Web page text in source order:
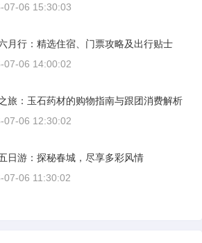
07-06 15:30:03
月行：精选住宿、门票攻略及出行贴士
07-06 14:00:02
旅：玉石药材的购物指南与跟团消费解析
07-06 12:30:02
日游：探秘春城，尽享多彩风情
07-06 11:30:02